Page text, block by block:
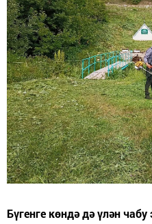
Бүгенге көндә дә үлән